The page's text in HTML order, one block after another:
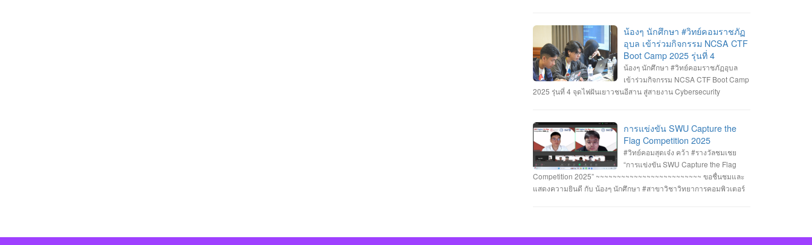
นายวชรพล ทองบุราณ Mr.Dayuth Thy ทำคะแนนได้ 1110 คะแนน
และขอแสดงความชื่นชม ทีม SetZero ทีมน้องใหม่!! นายธนภูมิ รัตน
ภักดี MR. SENG SOPHIN นายศตวรรษ วิลามาตย์ ทำคะแนนได้ 500
คะแนน จบที่อันดับ 9 จาก 13 ทีมที่เข้าร่วมแข่งขันในครั้งนี้ RERU
CYBER HACKATHON#1 2025 จัดโดย คณะเทคโนโลยีสารสนเทศ
มหาวิทยาลัยราชภัฏร้อยเอ็ด ร่วมกับสำนักงานคณะกรรมการการรักษา
และ 8 กรกฎาคม 2568 (จัดการแข่งขันในรูปแบบออนไลน์ ) #รางวัล
ชมเชย ทีม Don’t know Everything นายชัยวัฒน์ ชัยฤทธิ์ นายอาทิตย์
สายกนก นายสุริยา ขันทา จาก 24 สถาบันการศึกษา รวมทีมมาเข้าร่วม
ทำการแข่งขันในโครงการจำนวน 60 ทีม จัดโดย ภาควิชาวิศวกรรม
คอมพิวเตอร์ คณะวิศวกรรมศาสตร์ มหาวิทยาลัยศรีนครินทรวิโรฒ ร่วม
กับ บริษัท ACIS Professional Center และ บริษัท SEC Playground
พระพรชัยมงคล พระบาทสมเด็จพระเจ้าอยู่หัว เนื่องในโอกาสมหามงคล
เฉลิมพระชนมพรรษา 28 กรกฎาคม 2568 ณ หอประชุมไพรพะยอม
มหาวิทยาลัยราชภัฏอุบลราชธานี โดยมีท่าน รองศาสตราจารย์ธรรม
รักษ์ ละอองนวล อธิการบดี เป็นประธานในพิธีถวายพระพรชัยมงคลและ
วางพานพุ่มทอง-พานพุ่มเงิน #คณะวิทยาการคอมพิวเตอร์
#มหาวิทยาลัยแห่งความสุข #มหาวิทยาลัยราชภัฏอุบลราชธานี
น้องๆ นักศึกษา #วิทย์คอมราชภัฏ
อุบล เข้าร่วมกิจกรรม NCSA CTF
Boot Camp 2025 รุ่นที่ 4
น้องๆ นักศึกษา #วิทย์คอมราชภัฏอุบล
เข้าร่วมกิจกรรม NCSA CTF Boot Camp
2025 รุ่นที่ 4 จุดไฟฝันเยาวชนอีสาน สู่สายงาน Cybersecurity
การแข่งขัน SWU Capture the
Flag Competition 2025
#วิทย์คอมสุดเจ๋ง คว้า #รางวัลชมเชย
“การแข่งขัน SWU Capture the Flag
Competition 2025” ~~~~~~~~~~~~~~~~~~~~~~~~~ ขอชื่นชมและ
แสดงความยินดี กับ น้องๆ นักศึกษา #สาขาวิชาวิทยาการคอมพิวเตอร์
Everything นายชัยวัฒน์ ชัยฤทธิ์ นายอาทิตย์ สายกนก นายสุริยา ขันทา